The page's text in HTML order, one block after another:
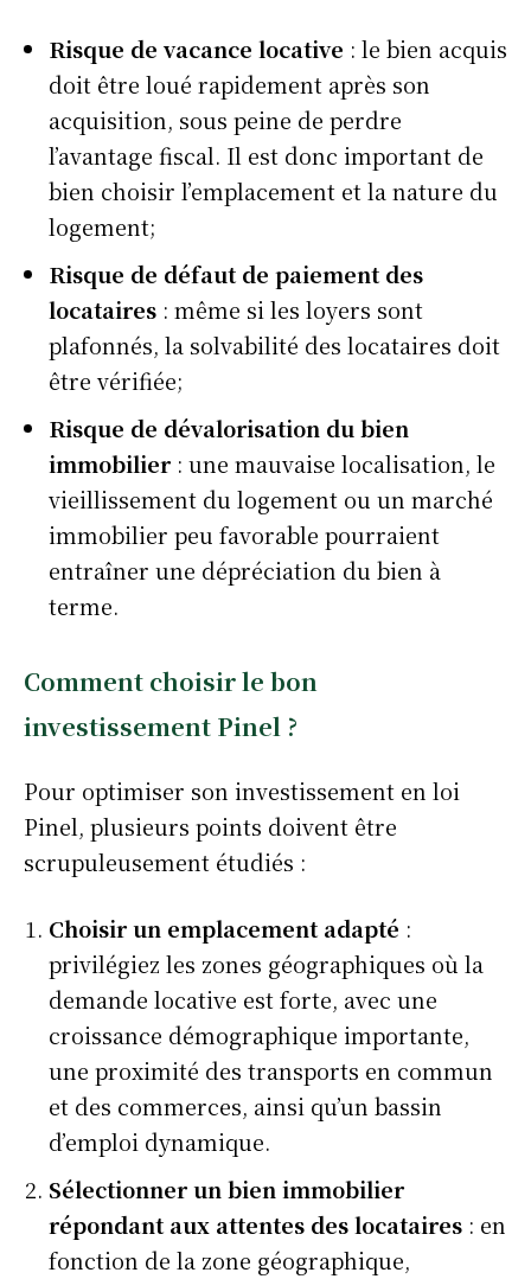
Risque de vacance locative : le bien acquis
doit être loué rapidement après son
acquisition, sous peine de perdre
l’avantage fiscal. Il est donc important de
bien choisir l’emplacement et la nature du
logement;
Risque de défaut de paiement des
locataires : même si les loyers sont
plafonnés, la solvabilité des locataires doit
être vérifiée;
Risque de dévalorisation du bien
immobilier : une mauvaise localisation, le
vieillissement du logement ou un marché
immobilier peu favorable pourraient
entraîner une dépréciation du bien à
terme.
Comment choisir le bon
investissement Pinel ?
Pour optimiser son investissement en loi
Pinel, plusieurs points doivent être
scrupuleusement étudiés :
Choisir un emplacement adapté :
privilégiez les zones géographiques où la
demande locative est forte, avec une
croissance démographique importante,
une proximité des transports en commun
et des commerces, ainsi qu’un bassin
d’emploi dynamique.
Sélectionner un bien immobilier
répondant aux attentes des locataires : en
fonction de la zone géographique,